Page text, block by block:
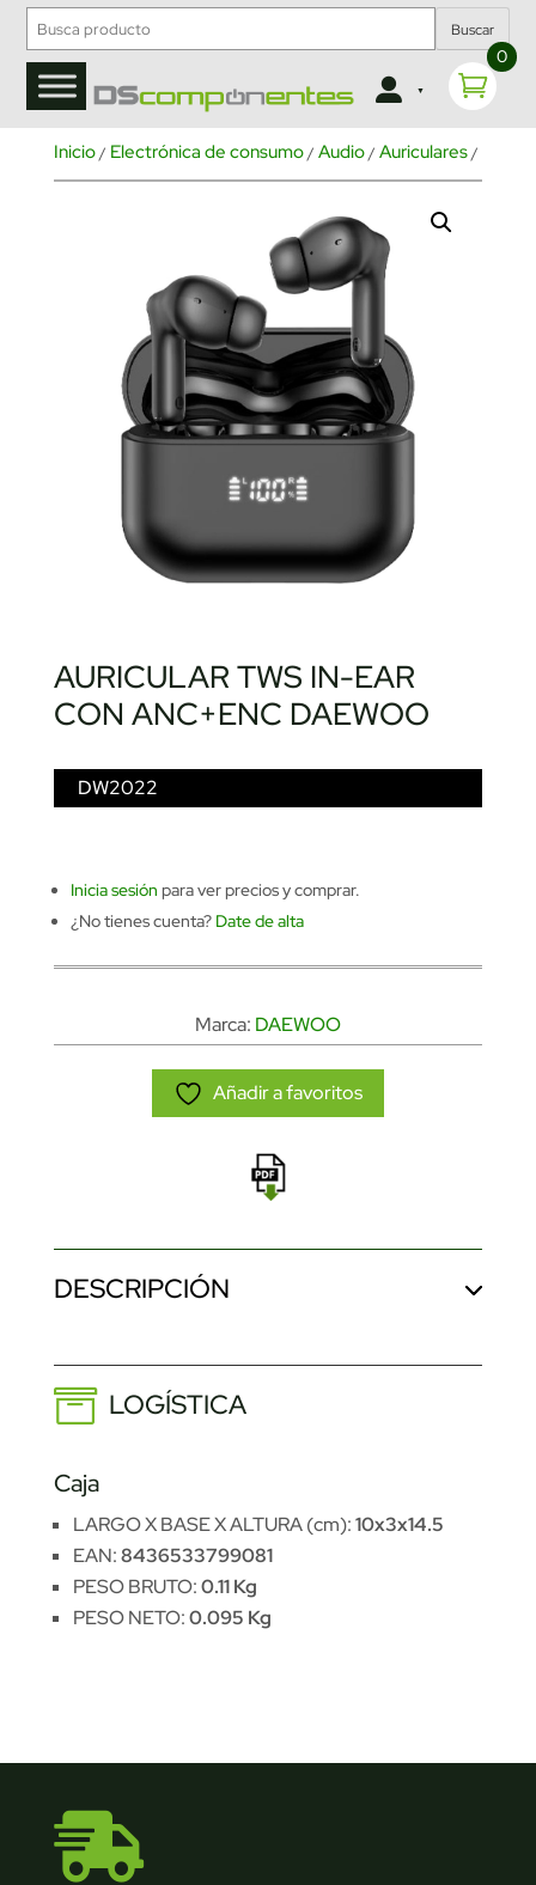
Buscar
0
Inicio/ Electrónica de consumo/ Audio/ Auriculares/
AURICULAR TWS IN-EAR
CON ANC+ENC DAEWOO
DW2022
Inicia sesión para ver precios y comprar.
¿No tienes cuenta? Date de alta
Marca: DAEWOO
Añadir a favoritos
DESCRIPCIÓN
LOGÍSTICA
Caja
LARGO X BASE X ALTURA (cm):10x3x14.5
EAN:8436533799081
PESO BRUTO:0.11 Kg
PESO NETO:0.095 Kg
